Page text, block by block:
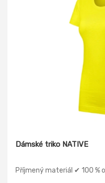
Dámské triko NATIVE
Příjmený materiál ✔ 100 %